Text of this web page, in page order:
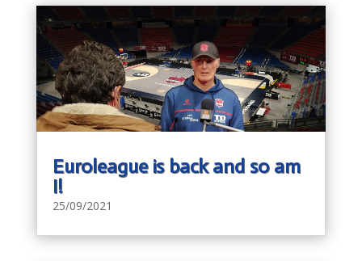
Euroleague is back and so am
I!
25/09/2021